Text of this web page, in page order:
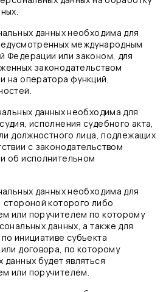
данных необходима для
международным
Федерации или законом, для
законодательством
на оператора функций,
данных необходима для
исполнения судебного акта,
должностного лица, подлежащих
с законодательством
об исполнительном
данных необходима для
которого либо
или поручителем по которому
данных, а также для
инициативе субъекта
договора, по которому
будет являться
или поручителем.